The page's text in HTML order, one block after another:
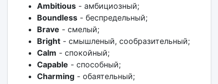
Ambitious- амбициозный;
Boundless- беспредельный;
Brave - смелый;
Bright- смышленый, сообразительный;
Calm - спокойный;
Capable - способный;
Charming- обаятельный;